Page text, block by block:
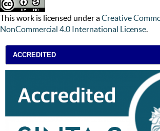
This work is licensed under aCreative
NonCommercial 4.0 International License.
ACCREDITED